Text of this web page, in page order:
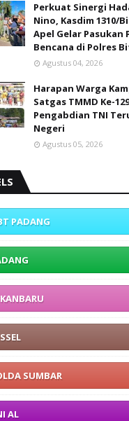
Perkuat Sinergi
Nino, Kasdim 1310/
Apel Gelar Pasukan
Bencana di Polres
Agustus 04, 2026
Harapan Warga
Satgas TMMD Ke-
Pengabdian TNI
Negeri
Agustus 05, 2026
PADANG
SUMBAR
AL